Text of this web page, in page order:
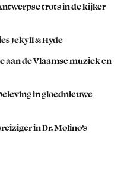
trots in de kijker
Jekyll & Hyde
aan de Vlaamse muziek en
in gloednieuwe
in Dr. Molino’s